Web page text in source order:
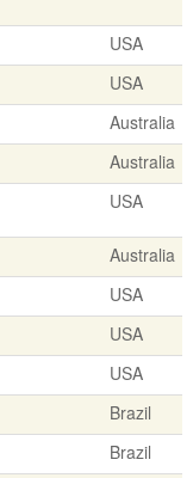
USA
USA
Australia
Australia
USA
Australia
USA
USA
USA
Brazil
Brazil